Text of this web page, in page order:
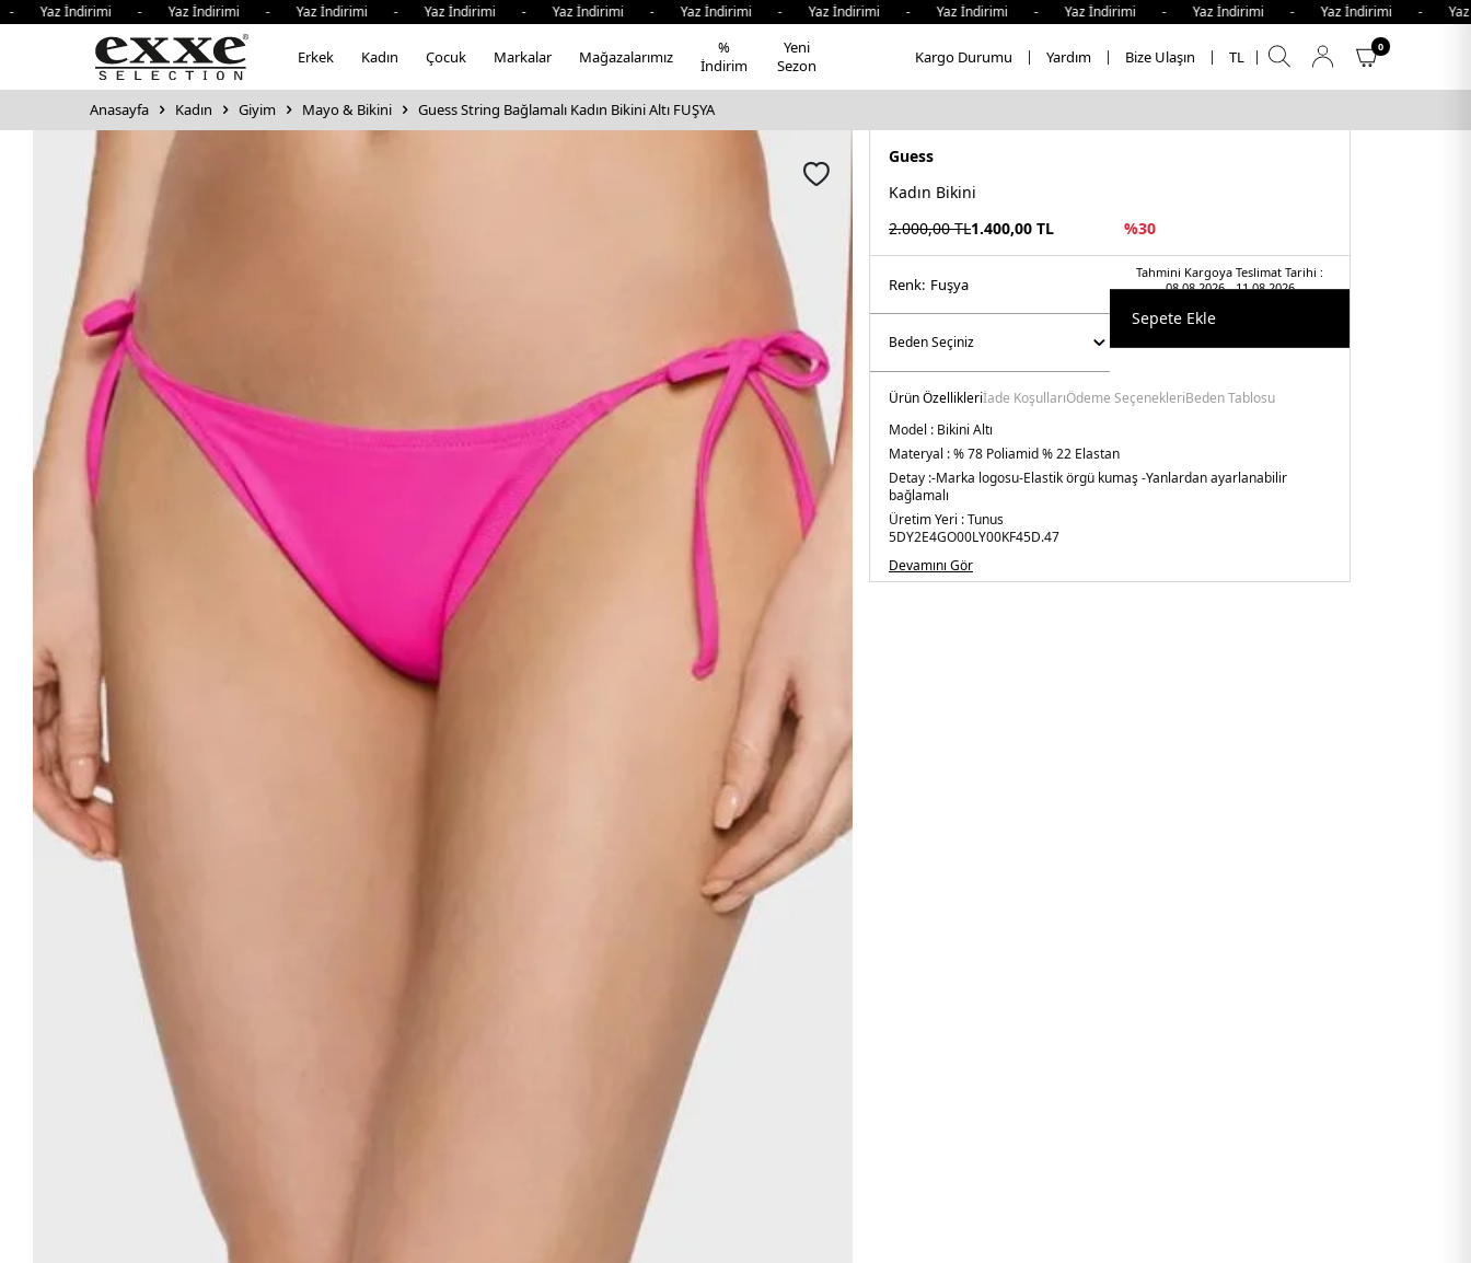
İndirimi - Yaz İndirimi - Yaz İndirimi - Yaz İndirimi - Yaz İndirimi - Yaz İndirimi - Yaz İndirimi - Yaz İndirimi - Yaz İndirimi - Yaz İndirimi - Yaz İndirimi -
Erkek Kadın Çocuk Markalar Mağazalarımız
%
İndirim
Yeni
Sezon
Kargo Durumu Yardım Bize Ulaşın TL
0
Anasayfa Kadın Giyim Mayo & Bikini Guess String Bağlamalı Kadın Bikini Altı FUŞYA
Guess
Kadın Bikini
2.000,00TL1.400,00 TL %30
Tahmini Kargoya Teslimat Tarihi :
08.08.2026 - 11.08.2026
Renk: fuşya
Sepete Ekle
Ürün Özellikleriİade KoşullarıÖdeme SeçenekleriBeden Tablosu
Model : Bikini Altı
Materyal :% 78 Poliamid % 22 Elastan
Detay :-Marka logosu-Elastik örgü kumaş-Yanlardan ayarlanabilir
bağlamalı
Üretim Yeri :Tunus
5DY2E4GO00LY00KF45D.47
Devamını Gör